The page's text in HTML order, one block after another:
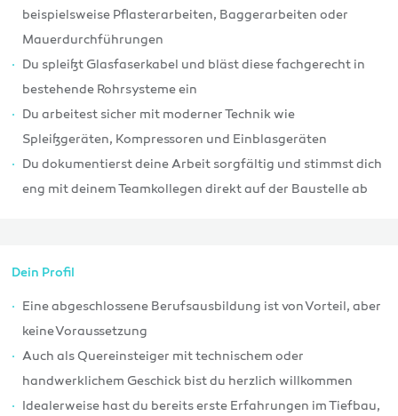
beispielsweise Pflasterarbeiten, Baggerarbeiten oder
Mauerdurchführungen
Du spleißt Glasfaserkabel und bläst diese fachgerecht in
bestehende Rohrsysteme ein
Du arbeitest sicher mit moderner Technik wie
Spleißgeräten, Kompressoren und Einblasgeräten
Du dokumentierst deine Arbeit sorgfältig und stimmst dich
eng mit deinem Teamkollegen direkt auf der Baustelle ab
Dein Profil
Eine abgeschlossene Berufsausbildung ist von Vorteil, aber
keine Voraussetzung
Auch als Quereinsteiger mit technischem oder
handwerklichem Geschick bist du herzlich willkommen
Idealerweise hast du bereits erste Erfahrungen im Tiefbau,